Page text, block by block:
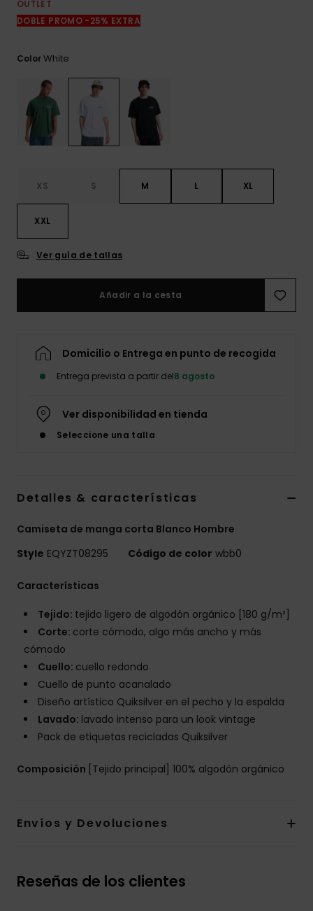
contacto.
OUTLET
DOBLE PROMO -25% EXTRA
ColorWhite
XS S M L XL
XXL
Ver guía de tallas
Añadir a la cesta
Domicilio o Entrega en punto de recogida
Entrega prevista a partir del8 agosto
Ver disponibilidad en tienda
Seleccione una talla
Detalles & características
Camiseta de manga corta Blanco Hombre
Style EQYZT08295 Código de color wbb0
Características
Tejido: tejido ligero de algodón orgánico [180 g/m²]
Corte: corte cómodo, algo más ancho y más
cómodo
Cuello: cuello redondo
Cuello de punto acanalado
Diseño artístico Quiksilver en el pecho y la espalda
Lavado: lavado intenso para un look vintage
Pack de etiquetas recicladas Quiksilver
Composición [Tejido principal] 100% algodón orgánico
Envíos y Devoluciones
Reseñas de los clientes